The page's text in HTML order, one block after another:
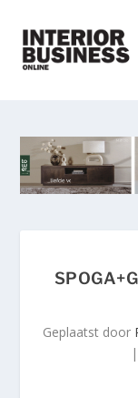
Geplaatst door
|